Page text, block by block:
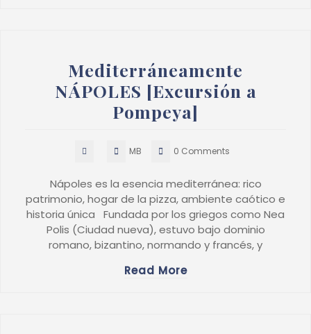
Mediterráneamente
NÁPOLES [Excursión a
Pompeya]
MB 0 Comments
Nápoles es la esencia mediterránea: rico
patrimonio, hogar de la pizza, ambiente caótico e
historia única Fundada por los griegos como Nea
Polis (Ciudad nueva), estuvo bajo dominio
romano, bizantino, normando y francés, y
Read More